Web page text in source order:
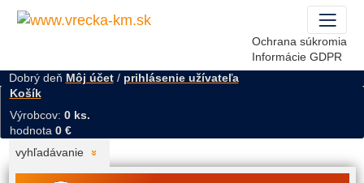
Ochrana súkromia
Informácie GDPR
Dobrý deň Môj účet/ prihlásenie užívateľa
Košík
Výrobcov: 0 ks.
hodnota 0 €
vyhľadávanie